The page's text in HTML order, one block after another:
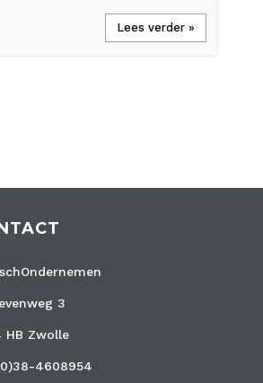
Lees verder »
3
HB Zwolle
4608954